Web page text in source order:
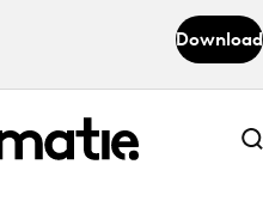
Download
Abonneer nu
Abonneer nu